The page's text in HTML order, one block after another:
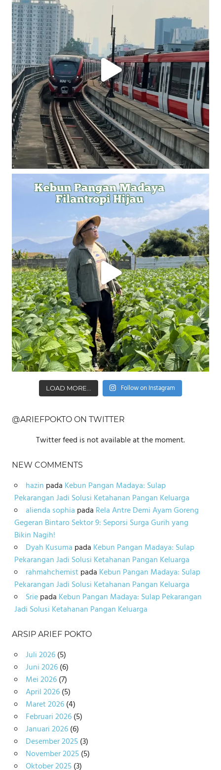
LOAD MORE... Follow on Instagram
@ARIEFPOKTO ON TWITTER
Twitter feed is not available at the moment.
NEW COMMENTS
hazin pada Kebun Pangan Madaya: Sulap
Pekarangan Jadi Solusi Ketahanan Pangan Keluarga
alienda sophia pada Rela Antre Demi Ayam Goreng
Gegeran Bintaro Sektor 9: Seporsi Surga Gurih yang
Bikin Nagih!
Dyah Kusuma pada Kebun Pangan Madaya: Sulap
Pekarangan Jadi Solusi Ketahanan Pangan Keluarga
rahmahchemistpada Kebun Pangan Madaya: Sulap
Pekarangan Jadi Solusi Ketahanan Pangan Keluarga
Sriepada Kebun Pangan Madaya: Sulap Pekarangan
Jadi Solusi Ketahanan Pangan Keluarga
ARSIP ARIEF POKTO
Juli 2026(5)
Juni 2026(6)
Mei 2026(7)
April 2026(5)
Maret 2026(4)
Februari 2026(5)
Januari 2026(6)
Desember 2025(3)
November 2025(5)
Oktober 2025(3)